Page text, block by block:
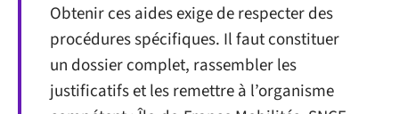
Obtenir ces aides exige de respecter des
procédures spécifiques. Il faut constituer
un dossier complet, rassembler les
justificatifs et les remettre à l’organisme